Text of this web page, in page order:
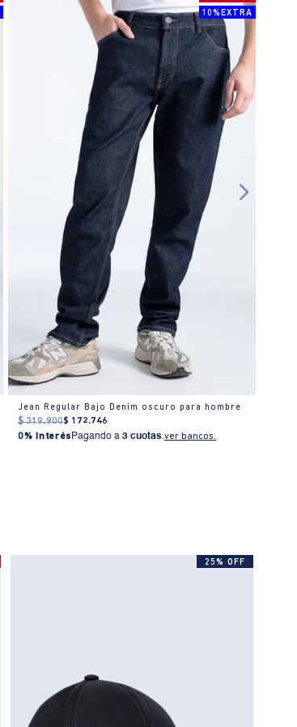
10%EXTRA
Jean Regular Bajo Denim oscuro para hombre
$ 319.900$ 172.746
0% Interés Pagando a3 cuotas.ver bancos.
25% OFF